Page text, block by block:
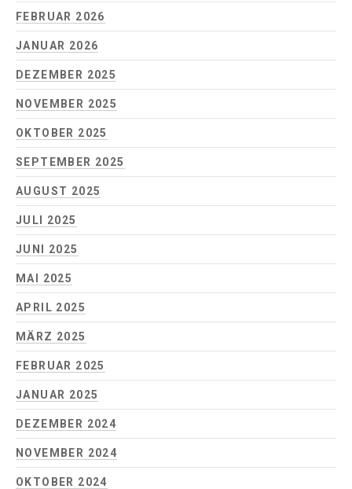
FEBRUAR 2026
JANUAR 2026
DEZEMBER 2025
NOVEMBER 2025
OKTOBER 2025
SEPTEMBER 2025
AUGUST 2025
JULI 2025
JUNI 2025
MAI 2025
APRIL 2025
MÄRZ 2025
FEBRUAR 2025
JANUAR 2025
DEZEMBER 2024
NOVEMBER 2024
OKTOBER 2024